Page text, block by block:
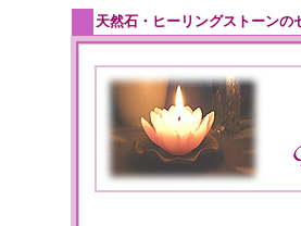
天然石・ヒーリングストーン